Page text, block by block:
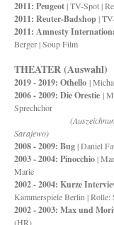
2011: Peugeot| TV-Spot |
2011: Reuter-Badshop|
2011: Amnesty
Berger | Soup Film
THEATER (Auswahl)
2019 - 2019: Othello |
2006 - 2009: Die Orestie |
Sprechchor
Sarajewo)
2008 - 2009: Bug| Daniel
2003 - 2004: Pinocchio|
Marie
2002 - 2004: Kurze
Kammerspiele Berlin | Rolle:
2002 - 2003: Max und
(HR)